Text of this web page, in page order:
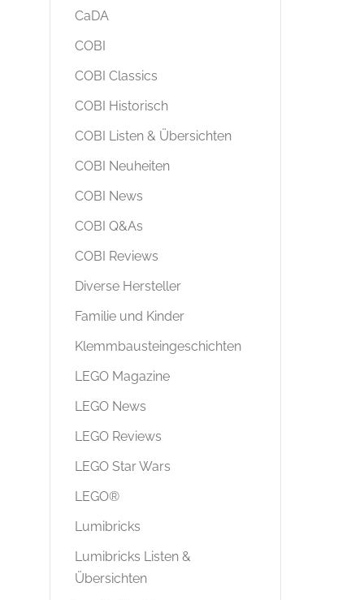
CaDA
COBI
COBI Classics
COBI Historisch
COBI Listen & Übersichten
COBI Neuheiten
COBI News
COBI Q&As
COBI Reviews
Diverse Hersteller
Familie und Kinder
Klemmbausteingeschichten
LEGO Magazine
LEGO News
LEGO Reviews
LEGO Star Wars
LEGO®
Lumibricks
Lumibricks Listen &
Übersichten